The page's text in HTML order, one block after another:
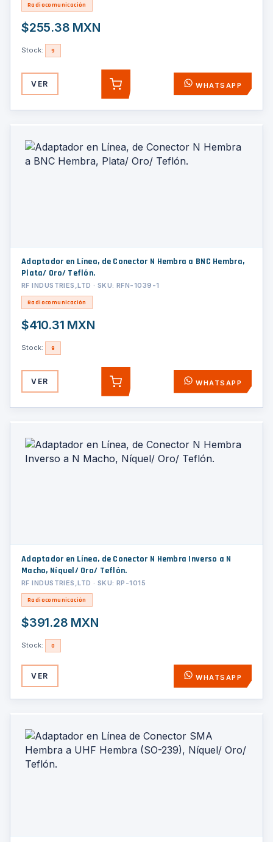
Radiocomunicación
$255.38 MXN
Stock: 9
VER AGREGAR WHATSAPP
Adaptador en Línea, de Conector N Hembra a BNC Hembra,
Plata/ Oro/ Teflón.
RF INDUSTRIES,LTD · SKU: RFN-1039-1
Radiocomunicación
$410.31 MXN
Stock: 9
VER AGREGAR WHATSAPP
Adaptador en Línea, de Conector N Hembra Inverso a N
Macho, Níquel/ Oro/ Teflón.
RF INDUSTRIES,LTD · SKU: RP-1015
Radiocomunicación
$391.28 MXN
Stock: 0
VER WHATSAPP